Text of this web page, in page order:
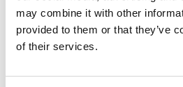
may combine it with other
provided to them or that they’ve
of their services.
Fakturaadresse